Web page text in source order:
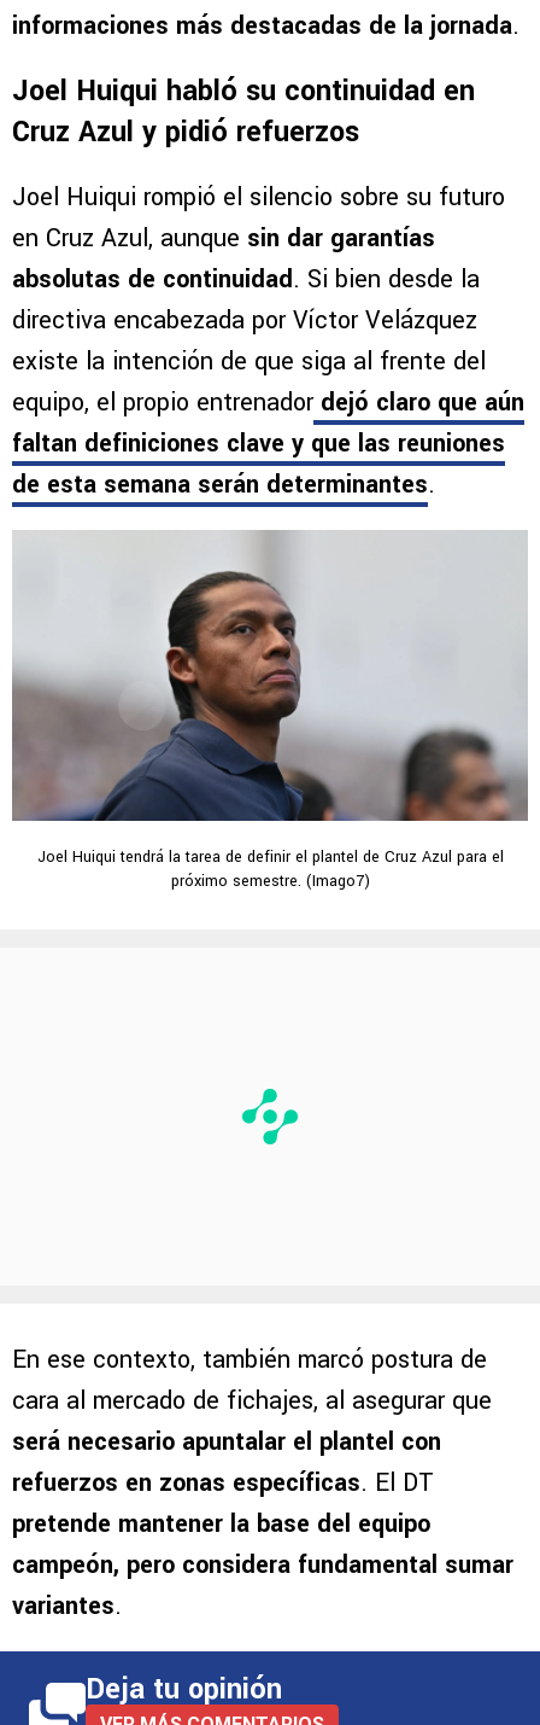
informaciones más destacadas de la jornada.
Joel Huiqui habló su continuidad en
Cruz Azul y pidió refuerzos
Joel Huiqui rompió el silencio sobre su futuro
en Cruz Azul, aunque sin dar garantías
absolutas de continuidad. Si bien desde la
directiva encabezada por Víctor Velázquez
existe la intención de que siga al frente del
equipo, el propio entrenador dejó claro que aún
faltan definiciones clave y que las reuniones
de esta semana serán determinantes.
Joel Huiqui tendrá la tarea de definir el plantel de Cruz Azul para el
próximo semestre. (Imago7)
En ese contexto, también marcó postura de
cara al mercado de fichajes, al asegurar que
será necesario apuntalar el plantel con
refuerzos en zonas específicas. El DT
pretende mantener la base del equipo
campeón, pero considera fundamental sumar
variantes.
Deja tu opinión